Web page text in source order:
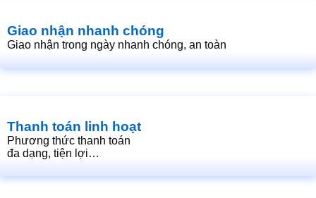
Giao nhận nhanh chóng
Giao nhận trong ngày nhanh chóng, an toàn
Thanh toán linh hoạt
Phương thức thanh toán
đa dạng, tiện lợi…